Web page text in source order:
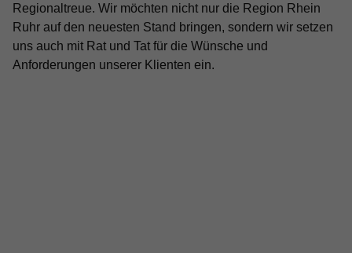
Regionaltreue. Wir möchten nicht nur die Region Rhein
Ruhr auf den neuesten Stand bringen, sondern wir setzen
uns auch mit Rat und Tat für die Wünsche und
Anforderungen unserer Klienten ein.